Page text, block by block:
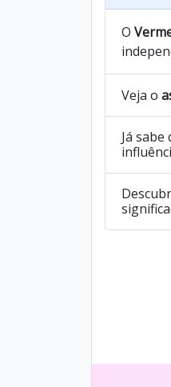
O
Veja o
Já sabe